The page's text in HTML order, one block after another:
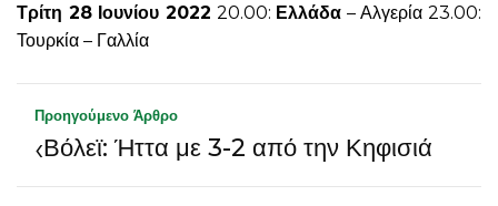
Τρίτη 28 Ιουνίου 2022 20.00: Ελλάδα – Αλγερία 23.00:
Τουρκία – Γαλλία
Προηγούμενο Άρθρο
‹Βόλεϊ: Ήττα με 3-2 από την Κηφισιά